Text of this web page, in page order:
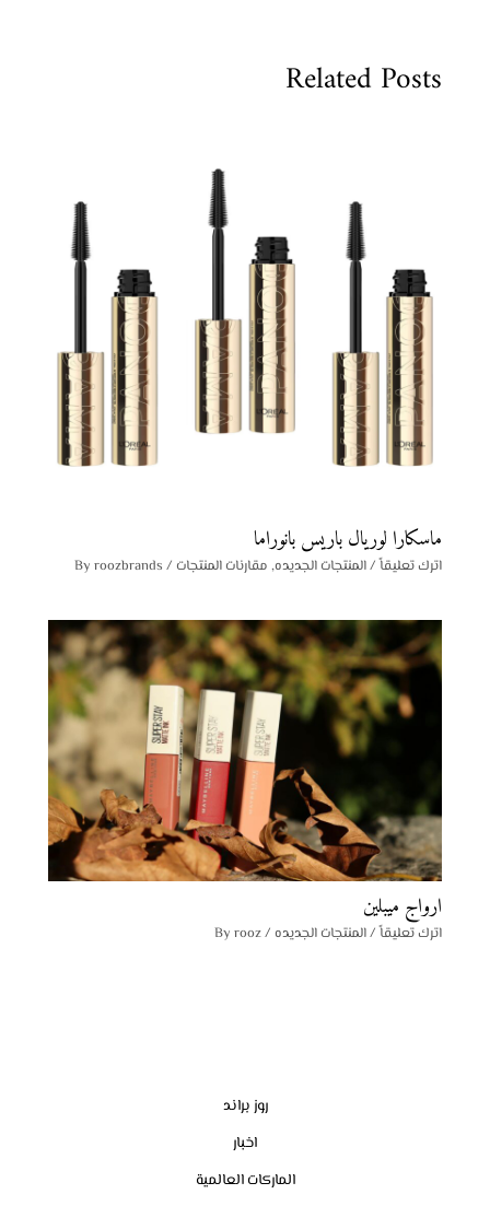
Related Posts
ماسكارا لوريال باريس بانوراما
اترك تعليقاً/المنتجات الجديده, مقارنات المنتجات / By
roozbrands
ارواج ميبلين
اترك تعليقاً/المنتجات الجديده / By
rooz
روز براند
اخبار
الماركات العالمية